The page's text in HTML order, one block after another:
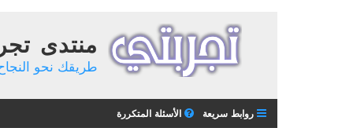
منتدى
طريقك نحو النجاح
روابط سريعة الأسئلة المتكررة